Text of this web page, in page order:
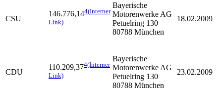
CSU
146.776,144(Interner
Link)
Bayerische
Motorenwerke AG
Petuelring 130
80788 München
18.02.2009
CDU
110.209,374(Interner
Link)
Bayerische
Motorenwerke AG
Petuelring 130
80788 München
23.02.2009